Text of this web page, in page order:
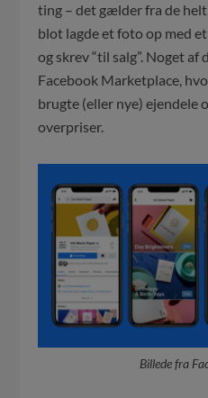
ting – det gælder fra de
blot lagde et foto op med
og skrev “til salg”. Noget
Facebook Marketplace,
brugte (eller nye) ejendele
overpriser.
Billede fra